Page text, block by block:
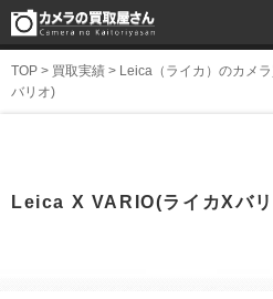
TOP > 買取実績 > Leica（ライカ）のカメ
バリオ)
Leica X VARIO(ライカXバ